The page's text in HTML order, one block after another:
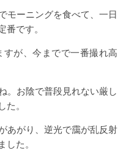
モーニングを食べて、一日
です。
が、今までで一番撮れ高
。お陰で普段見れない厳し
。
あがり、逆光で靄が乱反射
た。